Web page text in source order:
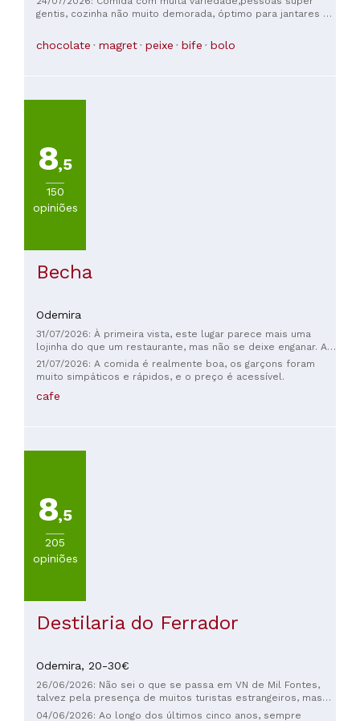
experimentamos três pratos, todos excepcionais: mexilhões,
bacalhau e curry de camarão ao estilo tailandês. Trouxeram-
agradável surpresa. Uma relação custo-benefício imbatível.
gentis, cozinha não muito demorada, óptimo para jantares ou
chocolate magret peixe bife bolo
8,5
150
opiniões
Becha
Odemira
31/07/2026: À primeira vista, este lugar parece mais uma
lojinha do que um restaurante, mas não se deixe enganar. A
comida e o dono foram uma grata surpresa. Eles oferecem
pratos especiais do dia, e nós pedimos o porco com
deliciosos. Tudo era fresco, caseiro e cheio de sabor.
21/07/2026: A comida é realmente boa, os garçons foram
muito simpáticos e rápidos, e o preço é acessível.
cafe
8,5
205
opiniões
Destilaria do Ferrador
Odemira, 20-30€
26/06/2026: Não sei o que se passa em VN de Mil Fontes,
talvez pela presença de muitos turistas estrangeiros, mas
os preços são exagerados e abusivos. Pedimos ovos
04/06/2026: Ao longo dos últimos cinco anos, sempre